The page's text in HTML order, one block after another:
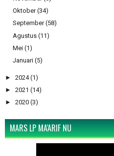
Oktober (34)
September (58)
Agustus (11)
Mei (1)
Januari (5)
► 2024 (1)
► 2021 (14)
► 2020 (3)
MARS LP MA'ARIF NU